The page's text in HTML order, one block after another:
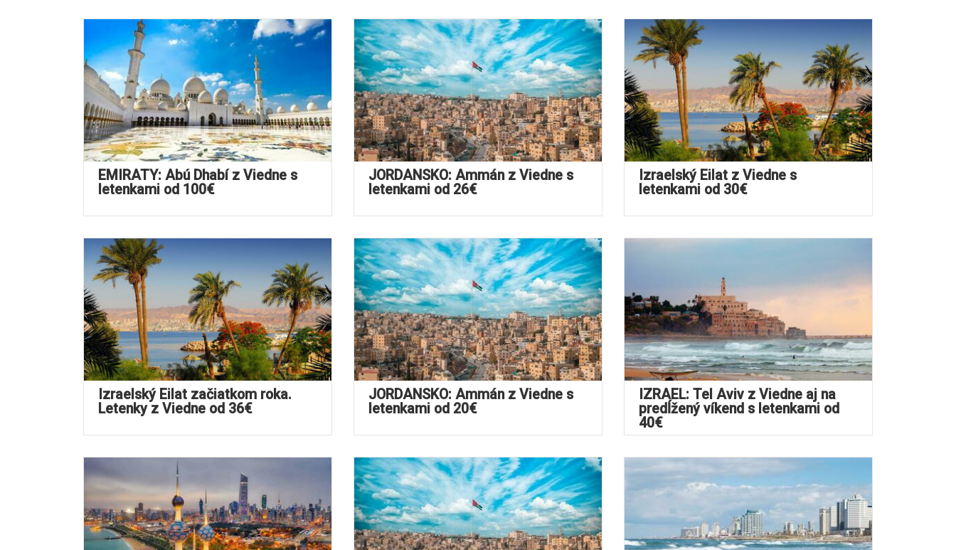
EMIRÁTY: Abú Dhabí z Viedne s
letenkami od 100€
JORDÁNSKO: Ammán z Viedne s
letenkami od 26€
Izraelský Eilat z Viedne s
letenkami od 30€
Izraelský Eilat začiatkom roka.
Letenky z Viedne od 36€
JORDÁNSKO: Ammán z Viedne s
letenkami od 20€
IZRAEL: Tel Aviv z Viedne aj na
predĺžený víkend s letenkami od
40€